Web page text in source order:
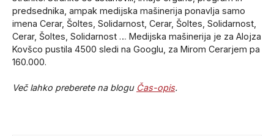
predsednika, ampak medijska mašinerija ponavlja samo
imena Cerar, Šoltes, Solidarnost, Cerar, Šoltes, Solidarnost,
Cerar, Šoltes, Solidarnost … Medijska mašinerija je za Alojza
Kovšco pustila 4500 sledi na Googlu, za Mirom Cerarjem pa
160.000.
Več lahko preberete na blogu Čas-opis.